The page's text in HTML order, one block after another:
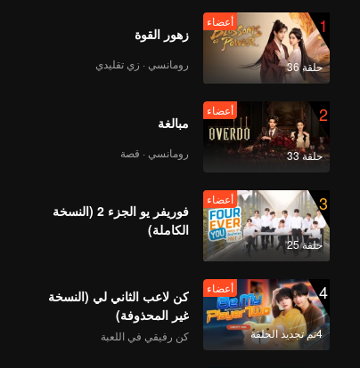
1
حلقة 36
أعضاء
زهور القوة
رومانسي · زي تقليدي
2
حلقة 33
أعضاء
مبالغة
رومانسي · قصة
3
حلقة 25
أعضاء
فوريفر يو الجزء 2 (النسخة
الكاملة)
4
4تم تجديد الحلقة
أعضاء
كن لاعب الثاني لي (النسخة
غير المحذوفة)
كن رفيقي في اللعبة